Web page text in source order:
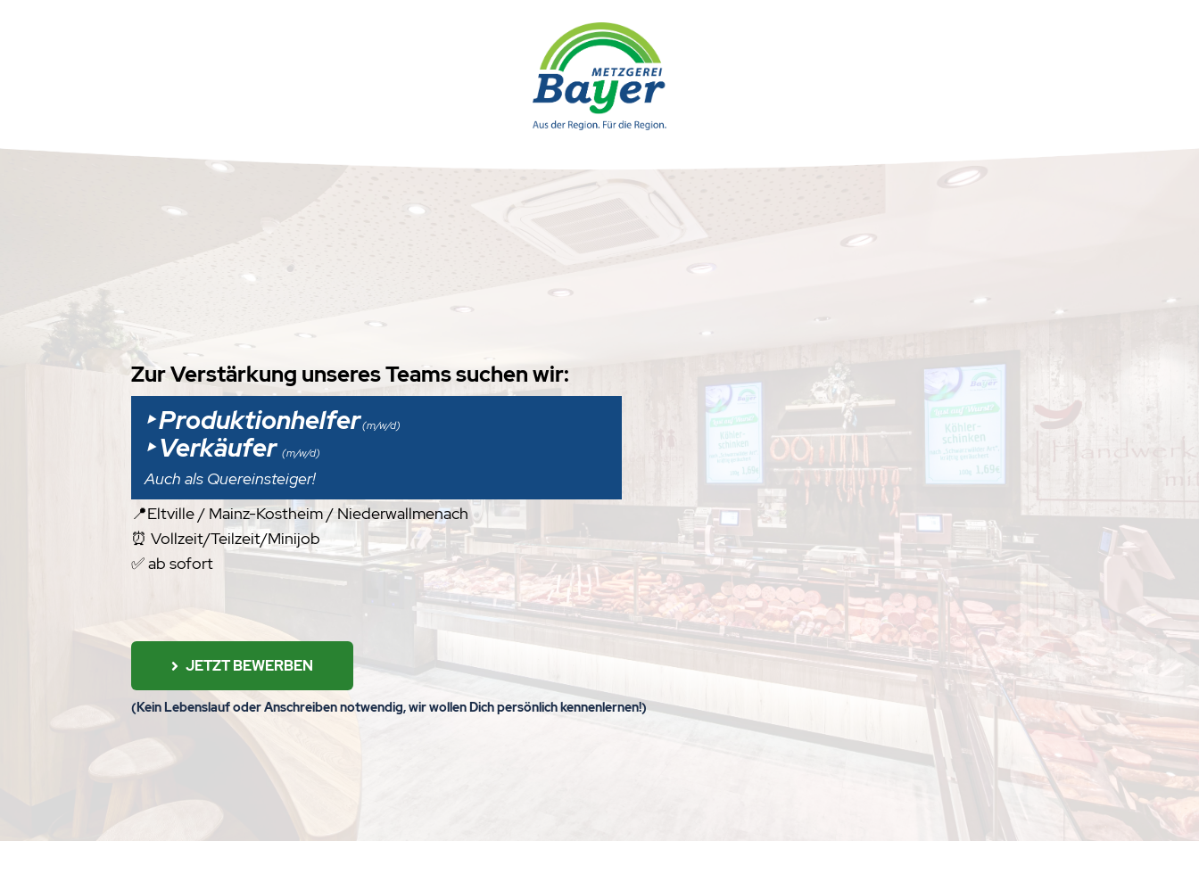
Zur Verstärkung unseres Teams suchen wir:
‣ Produktionhelfer(m/w/d)
‣ Verkäufer (m/w/d)
Auch als Quereinsteiger!
📍Eltville / Mainz-Kostheim / Niederwallmenach
⏰ Vollzeit/Teilzeit/Minijob
✅ab sofort
JETZT BEWERBEN
(Kein Lebenslauf oder Anschreiben notwendig, wir wollen Dich persönlich kennenlernen!)